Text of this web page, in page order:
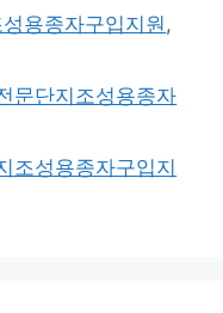
용종자구입지원,
문단지조성용종자
조성용종자구입지